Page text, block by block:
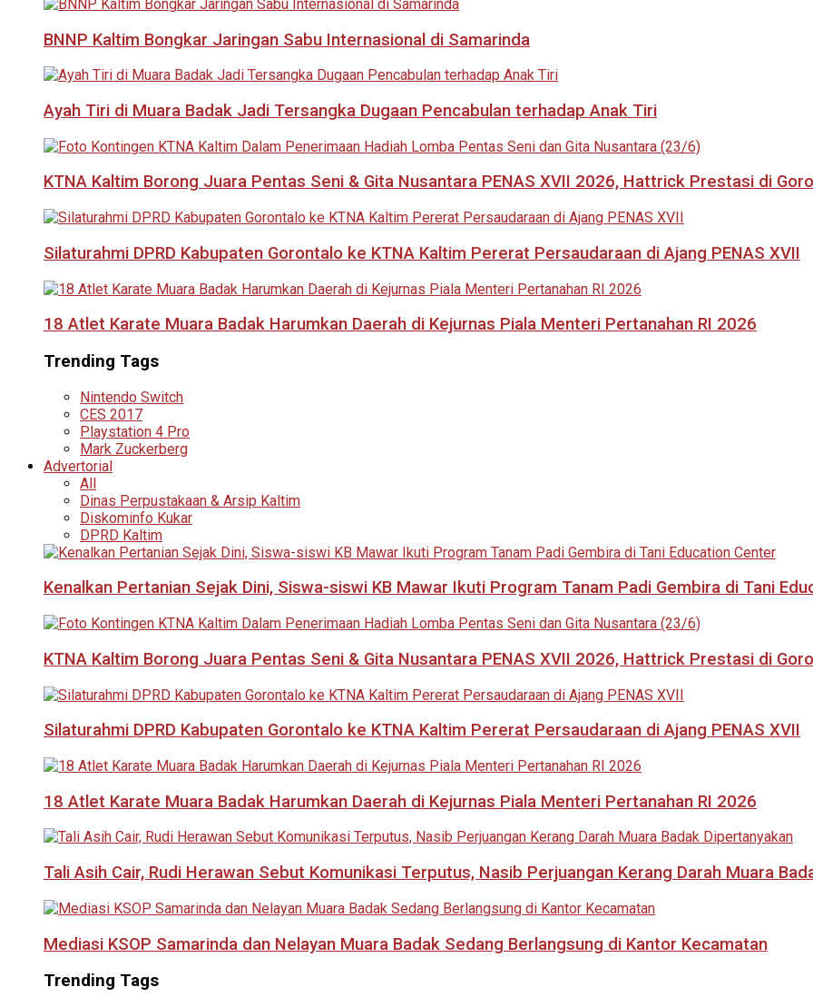
BNNP Kaltim Bongkar Jaringan Sabu Internasional di Samarinda
Ayah Tiri di Muara Badak Jadi Tersangka Dugaan Pencabulan terhadap Anak Tiri
KTNA Kaltim Borong Juara Pentas Seni & Gita Nusantara PENAS XVII 2026, Hattrick Prestasi di
Silaturahmi DPRD Kabupaten Gorontalo ke KTNA Kaltim Pererat Persaudaraan di Ajang PENAS XVII
18 Atlet Karate Muara Badak Harumkan Daerah di Kejurnas Piala Menteri Pertanahan RI 2026
Trending Tags
Nintendo Switch
CES 2017
Playstation 4 Pro
Mark Zuckerberg
Advertorial
All
Dinas Perpustakaan & Arsip Kaltim
Diskominfo Kukar
DPRD Kaltim
Kenalkan Pertanian Sejak Dini, Siswa-siswi KB Mawar Ikuti Program Tanam Padi Gembira di Tani
KTNA Kaltim Borong Juara Pentas Seni & Gita Nusantara PENAS XVII 2026, Hattrick Prestasi di
Silaturahmi DPRD Kabupaten Gorontalo ke KTNA Kaltim Pererat Persaudaraan di Ajang PENAS XVII
18 Atlet Karate Muara Badak Harumkan Daerah di Kejurnas Piala Menteri Pertanahan RI 2026
Tali Asih Cair, Rudi Herawan Sebut Komunikasi Terputus, Nasib Perjuangan Kerang Darah Muara
Mediasi KSOP Samarinda dan Nelayan Muara Badak Sedang Berlangsung di Kantor Kecamatan
Trending Tags